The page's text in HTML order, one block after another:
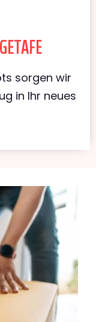
sorgen wir
in Ihr neues